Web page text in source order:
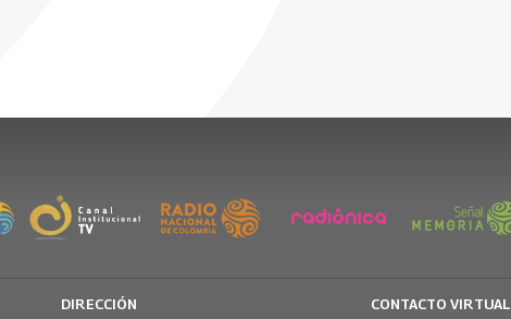
DIRECCIÓN CONTACTO VIRTUAL